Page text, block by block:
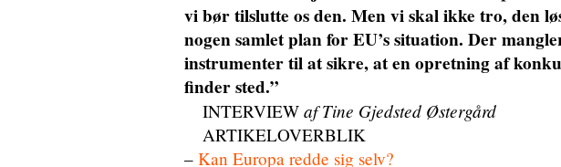
vi bør tilslutte os den. Men vi skal ikke tro, den
nogen samlet plan for EU’s situation. Der
instrumenter til at sikre, at en opretning af
finder sted.”
INTERVIEW af Tine Gjedsted Østergård
ARTIKELOVERBLIK
– Kan Europa redde sig selv?